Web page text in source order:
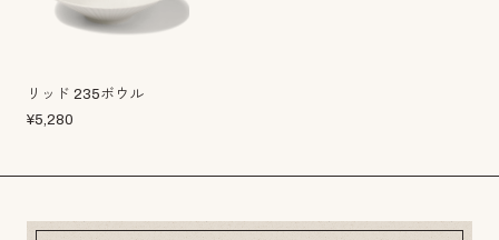
リッド 235ボウル
¥5,280